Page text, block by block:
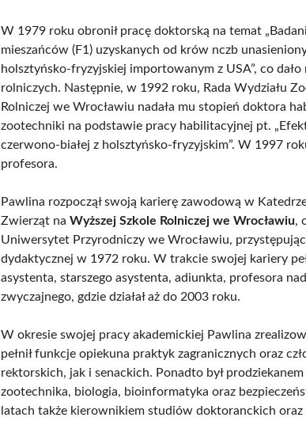
W 1979 roku obronił pracę doktorską na temat
mieszańców (F1) uzyskanych od krów nczb
holsztyńsko-fryzyjskiej importowanym z USA”, co
rolniczych. Następnie, w 1992 roku, Rada Wydziału
Rolniczej we Wrocławiu nadała mu stopień doktora
zootechniki na podstawie pracy habilitacyjnej pt.
czerwono-białej z holsztyńsko-fryzyjskim”. W 1997
profesora.
Pawlina rozpoczął swoją karierę zawodową w
Zwierząt naWyższej Szkole Rolniczej we Wrocławiu,
Uniwersytet Przyrodniczy we Wrocławiu,
dydaktycznej w 1972 roku. W trakcie swojej kariery
asystenta, starszego asystenta, adiunkta, profesora
zwyczajnego, gdzie działał aż do 2003 roku.
W okresie swojej pracy akademickiej Pawlina
pełnił funkcje opiekuna praktyk zagranicznych oraz
rektorskich, jak i senackich. Ponadto był
zootechnika, biologia, bioinformatyka oraz
latach także kierownikiem studiów doktoranckich